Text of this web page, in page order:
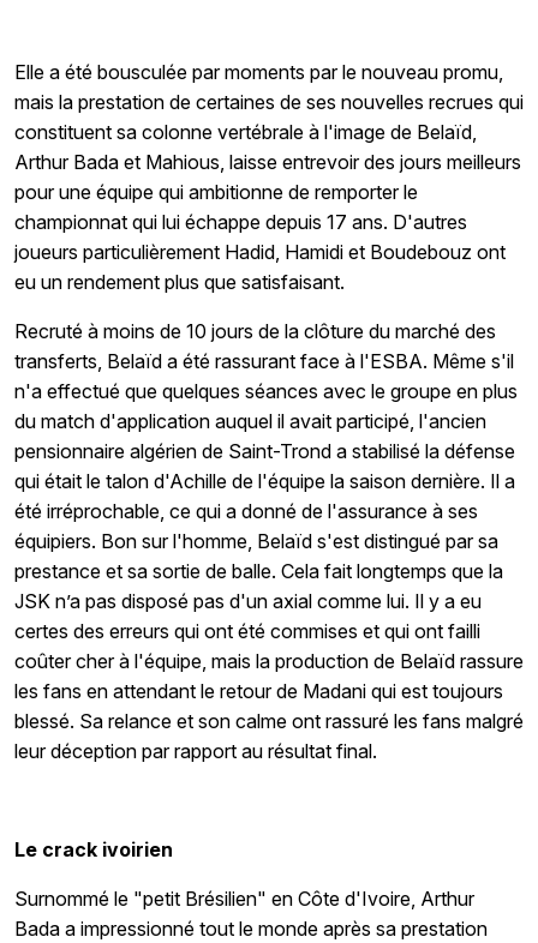
Elle a été bousculée par moments par le nouveau promu,
mais la prestation de certaines de ses nouvelles recrues qui
constituent sa colonne vertébrale à l'image de Belaïd,
Arthur Bada et Mahious, laisse entrevoir des jours meilleurs
pour une équipe qui ambitionne de remporter le
championnat qui lui échappe depuis 17 ans. D'autres
joueurs particulièrement Hadid, Hamidi et Boudebouz ont
eu un rendement plus que satisfaisant.
Recruté à moins de 10 jours de la clôture du marché des
transferts, Belaïd a été rassurant face à l'ESBA. Même s'il
n'a effectué que quelques séances avec le groupe en plus
du match d'application auquel il avait participé, l'ancien
pensionnaire algérien de Saint-Trond a stabilisé la défense
qui était le talon d'Achille de l'équipe la saison dernière. Il a
été irréprochable, ce qui a donné de l'assurance à ses
équipiers. Bon sur l'homme, Belaïd s'est distingué par sa
prestance et sa sortie de balle. Cela fait longtemps que la
JSK n’a pas disposé pas d'un axial comme lui. Il y a eu
certes des erreurs qui ont été commises et qui ont failli
coûter cher à l'équipe, mais la production de Belaïd rassure
les fans en attendant le retour de Madani qui est toujours
blessé. Sa relance et son calme ont rassuré les fans malgré
leur déception par rapport au résultat final.
Le crack ivoirien
Surnommé le "petit Brésilien" en Côte d'Ivoire, Arthur
Bada a impressionné tout le monde après sa prestation